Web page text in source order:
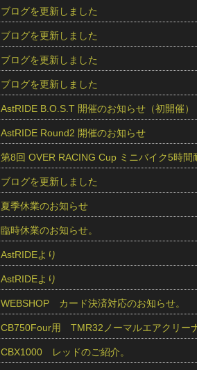
ブログを更新しました
ブログを更新しました
ブログを更新しました
ブログを更新しました
AstRIDE B.O.S.T 開催のお知らせ（初開催）
AstRIDE Round2 開催のお知らせ
第8回 OVER RACING Cup ミニバイク5時
ブログを更新しました
夏季休業のお知らせ
臨時休業のお知らせ。
AstRIDEより
AstRIDEより
WEBSHOP カード決済対応のお知らせ。
CB750Four用 TMR32ノーマルエアクリー
CBX1000 レッドのご紹介。